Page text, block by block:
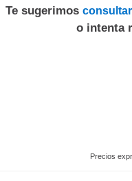
Te sugerimos
o intenta
Precios